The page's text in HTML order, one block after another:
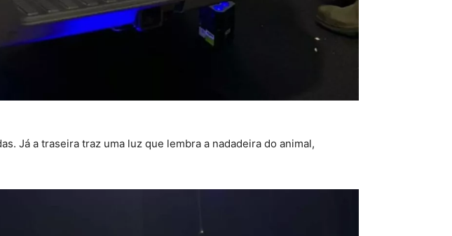
Já a traseira traz uma luz que lembra a nadadeira do animal,